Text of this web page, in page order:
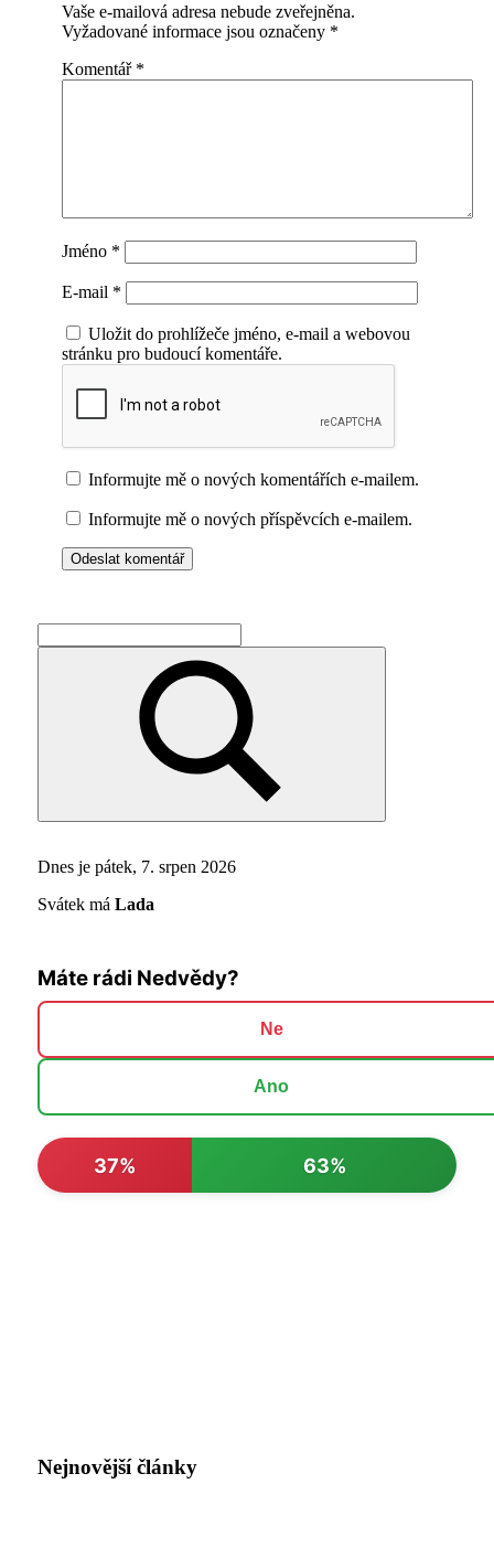
Vaše e-mailová adresa nebude zveřejněna.
Vyžadované informace jsou označeny *
Komentář *
Jméno *
E-mail *
Uložit do prohlížeče jméno, e-mail a webovou
stránku pro budoucí komentáře.
Informujte mě o nových komentářích e-mailem.
Informujte mě o nových příspěvcích e-mailem.
for:
Search
Dnes je pátek, 7. srpen 2026
Svátek má Lada
Máte rádi Nedvědy?
Ne
Ano
37% 63%
Nejnovější články